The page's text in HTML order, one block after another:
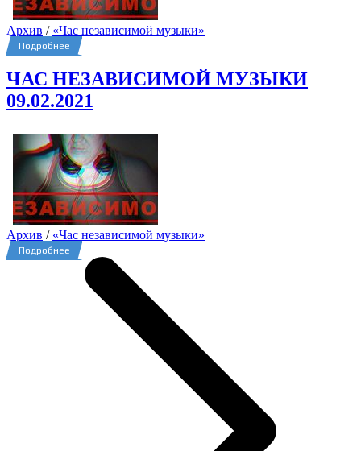
Архив / «Час независимой музыки»
Подробнее
ЧАС НЕЗАВИСИМОЙ МУЗЫКИ
09.02.2021
Архив / «Час независимой музыки»
Подробнее